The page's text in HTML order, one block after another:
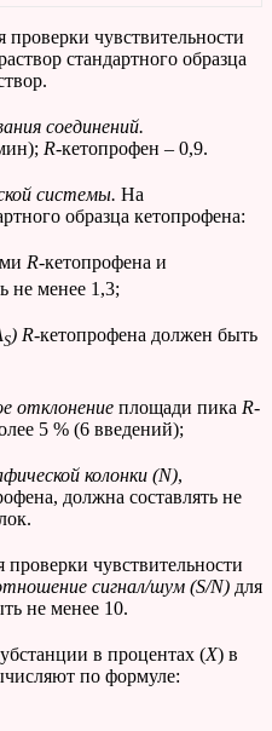
чувствительности
стандартного образца
соединений.
R-кетопрофен – 0,9.
системы. На
образца кетопрофена:
R-кетопрофена и
не менее 1,3;
S) R-кетопрофена должен быть
отклонение площади пика R-
5 % (6 введений);
колонки (N),
должна составлять не
чувствительности
сигнал/шум (S/N) для
не менее 10.
в процентах (Х) в
по формуле: